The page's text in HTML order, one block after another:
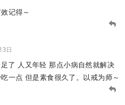
记得～
日
了 人又年轻 那点小病自然就解决
一点 但是素食很久了。以戒为师～